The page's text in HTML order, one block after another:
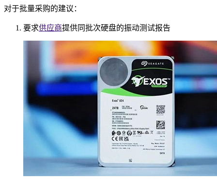
对于批量采购的建议：
要求供应商提供同批次硬盘的振动测试报告